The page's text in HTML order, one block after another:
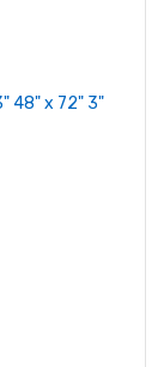
48" x 72" 3"